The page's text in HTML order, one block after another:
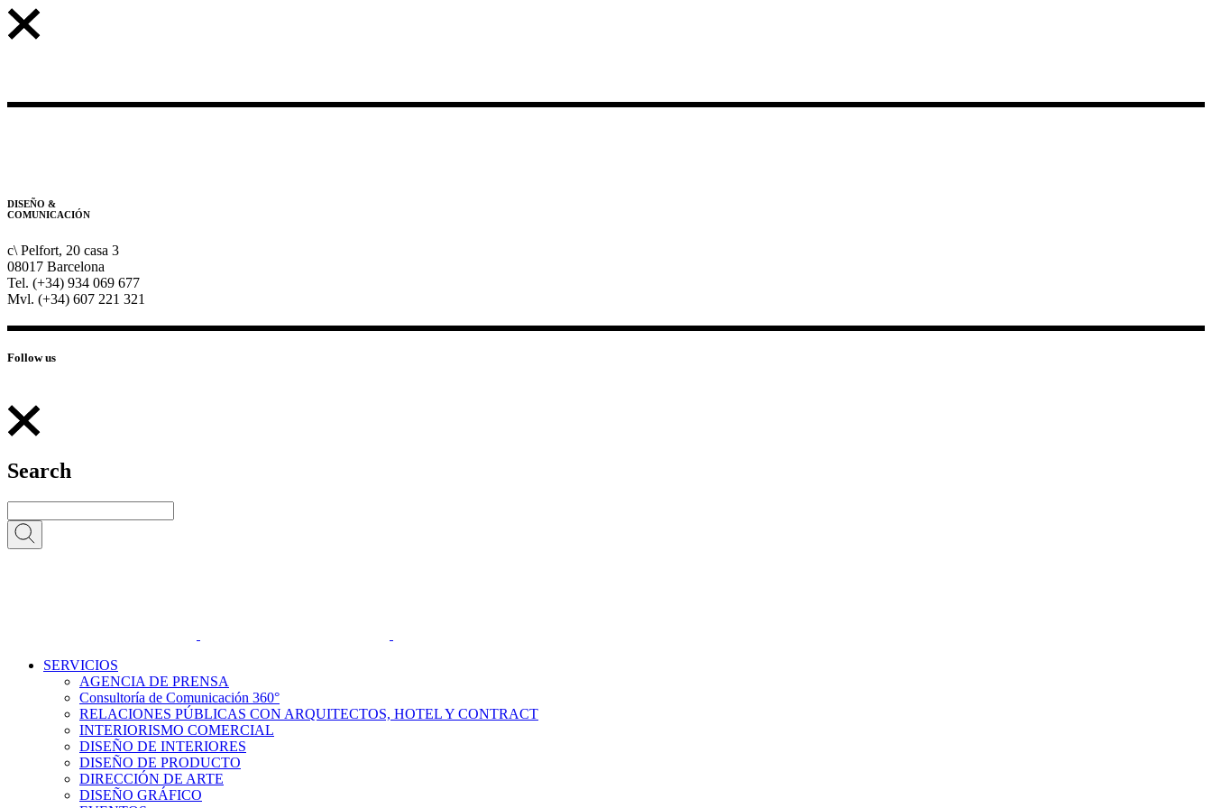
DISEÑO &
COMUNICACIÓN
c\ Pelfort, 20 casa 3
08017 Barcelona
Tel. (+34) 934 069 677
Mvl. (+34) 607 221 321
Follow us
Search
SERVICIOS
AGENCIA DE PRENSA
Consultoría de Comunicación 360°
RELACIONES PÚBLICAS CON ARQUITECTOS, HOTEL Y CONTRACT
INTERIORISMO COMERCIAL
DISEÑO DE INTERIORES
DISEÑO DE PRODUCTO
DIRECCIÓN DE ARTE
DISEÑO GRÁFICO